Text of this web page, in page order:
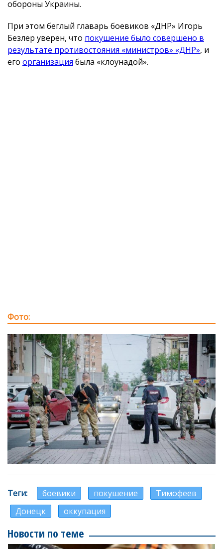
обороны Украины.
При этом беглый главарь боевиков «ДНР» Игорь
Безлер уверен, что покушение было совершено в
результате противостояния «министров» «ДНР», и
его организация была «клоунадой».
Фото
Теги боевики покушение
Тимофеев
Донецк
оккупация
Новости по теме